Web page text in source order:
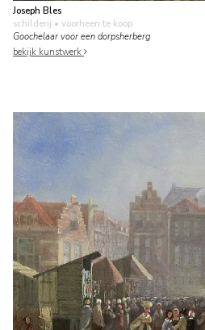
Joseph Bles
schilderij • voorheen te koop
Goochelaar voor een dorpsherberg
bekijk kunstwerk